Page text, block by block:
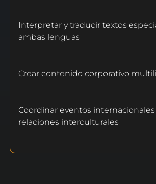
Interpretar y traducir textos
ambas lenguas
Crear contenido corporativo
Coordinar eventos
relaciones interculturales